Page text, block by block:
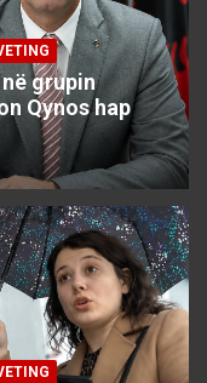
grupin
Qynos hap